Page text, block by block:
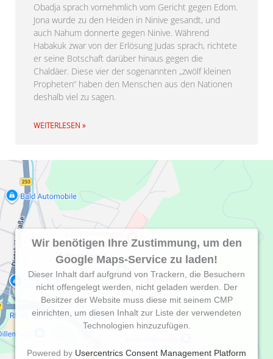
Obadja sprach vornehmlich vom Gericht gegen Edom.
Jona wurde zu den Heiden in Ninive gesandt, und
auch Nahum donnerte gegen Ninive. Während
Habakuk zwar von der Erlösung Judas sprach, richtete
er seine Botschaft darüber hinaus gegen die
Chaldäer. Diese vier der sogenannten „zwölf kleinen
Propheten“ haben den Menschen aus den Nationen
deshalb viel zu sagen.
WEITERLESEN »
Wir benötigen Ihre Zustimmung, um den
Google Maps-Service zu laden!
Dieser Inhalt darf aufgrund von Trackern, die Besuchern
nicht offengelegt werden, nicht geladen werden. Der
Besitzer der Website muss diese mit seinem CMP
einrichten, um diesen Inhalt zur Liste der verwendeten
Technologien hinzuzufügen.
Powered by Usercentrics Consent Management Platform